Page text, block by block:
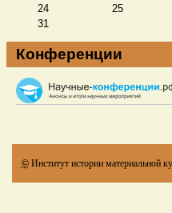
24
25
31
Конференции
© Институт истории материальной